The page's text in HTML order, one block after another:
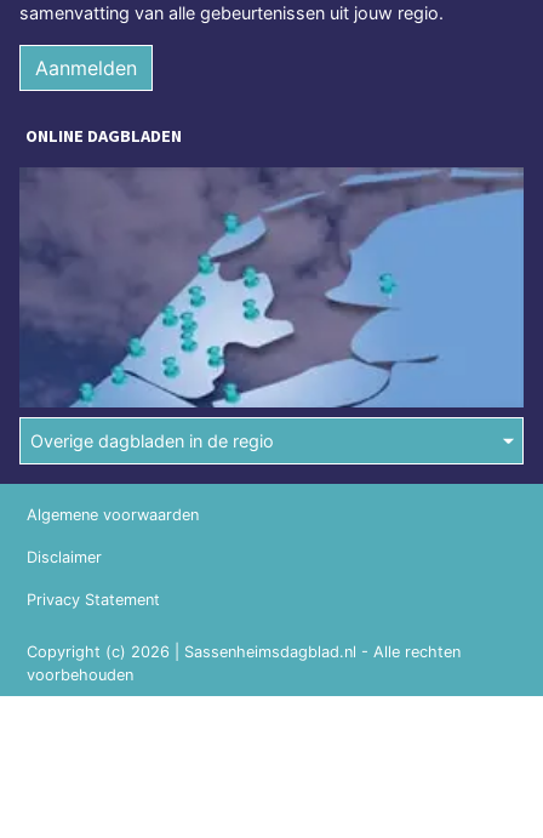
samenvatting van alle gebeurtenissen uit jouw regio.
Aanmelden
ONLINE DAGBLADEN
Overige dagbladen in de regio
Copyright (c) 2026 | Sassenheimsdagblad.nl - Alle rechten
voorbehouden
Algemene voorwaarden
Disclaimer
Privacy Statement